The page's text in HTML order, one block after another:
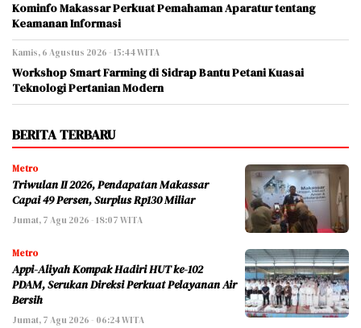
Kominfo Makassar Perkuat Pemahaman Aparatur tentang
Keamanan Informasi
Kamis, 6 Agustus 2026 - 15:44 WITA
Workshop Smart Farming di Sidrap Bantu Petani Kuasai
Teknologi Pertanian Modern
BERITA TERBARU
Metro
Triwulan II 2026, Pendapatan Makassar
Capai 49 Persen, Surplus Rp130 Miliar
Jumat, 7 Agu 2026 - 18:07 WITA
Metro
Appi-Aliyah Kompak Hadiri HUT ke-102
PDAM, Serukan Direksi Perkuat Pelayanan Air
Bersih
Jumat, 7 Agu 2026 - 06:24 WITA